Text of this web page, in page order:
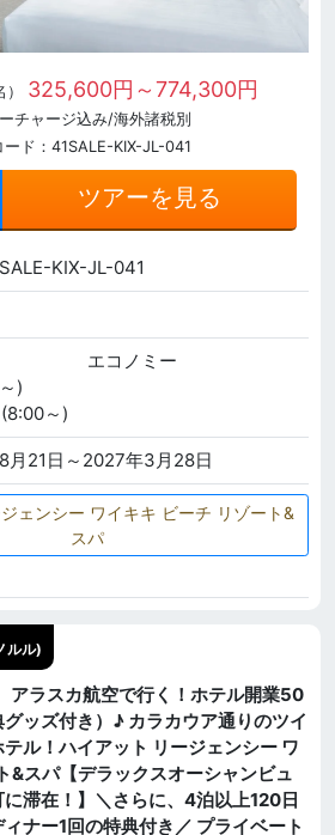
325,600円～774,300円
チャージ込み/海外諸税別
ード：41SALE-KIX-JL-041
ツアーを見る
KIX-JL-041
エコノミー
)
～)
月21日～2027年3月28日
ェンシー ワイキキ ビーチ リゾート&
スパ
ルル)
アラスカ航空で行く！ホテル開業50
ッズ付き）♪ カラカウア通りのツイ
ル！ハイアット リージェンシー ワ
&スパ【デラックスオーシャンビュ
滞在！】＼さらに、4泊以上120日
ナー1回の特典付き／ プライベート